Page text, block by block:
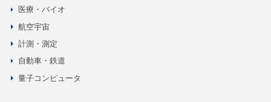
医療・バイオ
航空宇宙
計測・測定
自動車・鉄道
量子コンピュータ